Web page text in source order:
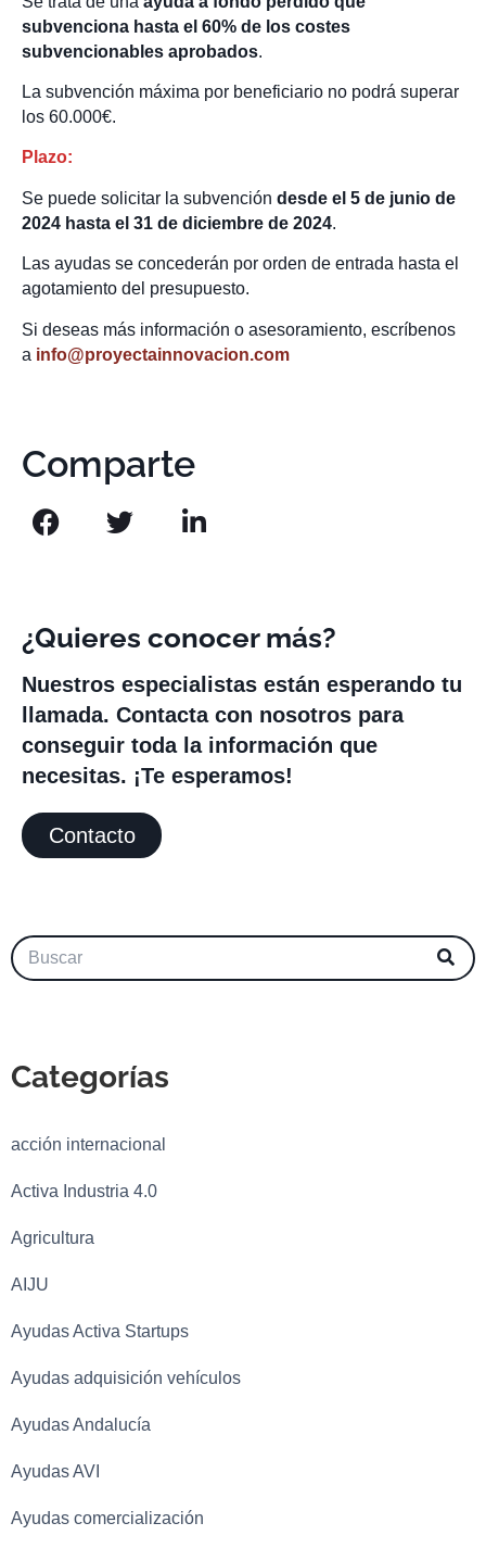
subvenciona hasta el 60% de los costes
subvencionables aprobados.
La subvención máxima por beneficiario no podrá superar
los 60.000€.
Plazo:
Se puede solicitar la subvención desde el 5 de junio de
2024 hasta el 31 de diciembre de 2024.
Las ayudas se concederán por orden de entrada hasta el
agotamiento del presupuesto.
Si deseas más información o asesoramiento, escríbenos
a info@proyectainnovacion.com
Comparte
¿Quieres conocer más?
Nuestros especialistas están esperando tu
llamada. Contacta con nosotros para
conseguir toda la información que
necesitas. ¡Te esperamos!
Contacto
Categorías
acción internacional
Activa Industria 4.0
Agricultura
AIJU
Ayudas Activa Startups
Ayudas adquisición vehículos
Ayudas Andalucía
Ayudas AVI
Ayudas comercialización